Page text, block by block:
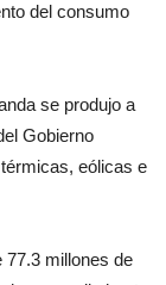
del consumo
se produjo a
Gobierno
eólicas e
77.3 millones de